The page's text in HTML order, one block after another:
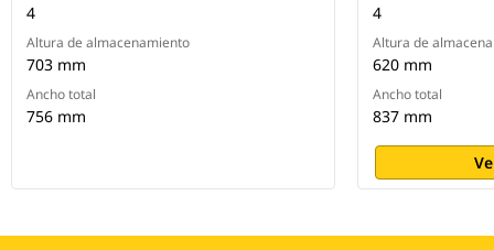
4
Altura de almacenamiento
703 mm
Ancho total
756 mm
4
Altura de
620 mm
Ancho total
837 mm